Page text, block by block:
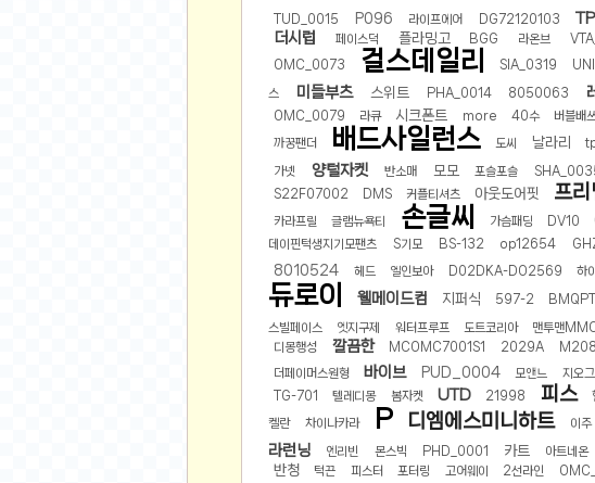
바이낸스(Binance)
바이비트(Bybit)
비트멕스(BitMex)
비트소닉(Bitsonic)
후오비(Huobi)
지렁이 게임
커뮤니티
자유 게시판
스폐셜 게시판
심리 테스트
지식 노하우
반려 동물
TUD_0015 P096 라이프에어 DG72120103 TP
더시럽 페이스덕 플라밍고 BGG 라온브
OMC_0073 걸스데일리 SIA_0319
스 미들부츠 스위트 PHA_0014 8050063
OMC_0079
라큐 시크폰트 more 40수 버블배
까꿍팬더 배드사일런스 도씨 날라리
가넷 양털자켓 반소매 모모 포슬포슬
S22F07002 DMS 커플티셔츠 아웃도어핏 프리
카라프릴 글램뉴욕티 손글씨 가슴패딩 DV10
데이핀턱생지기모팬츠
S기모 BS-132 op12654
8010524 헤드 엘인보아 D02DKA-DO2569 하
듀로이
웰메이드컴 지퍼식 597-2
스빌페이스 엣지구제 워터프루프 도트코리아 맨투맨
디몽행성 깔끔한 MCOMC7001S1 2029A
더페이머스원형
바이브 PUD_0004 모앤느 지오
TG-701
텔레디몽 봄자켓 UTD 21998 피스
켈란 차이나카라 P 디엠에스미니하트 이주
라런닝
엔리빈 몬스빅 PHD_0001 카트 아트네온
반청 턱끈 피스터 포터링 고어웨이 2선라인